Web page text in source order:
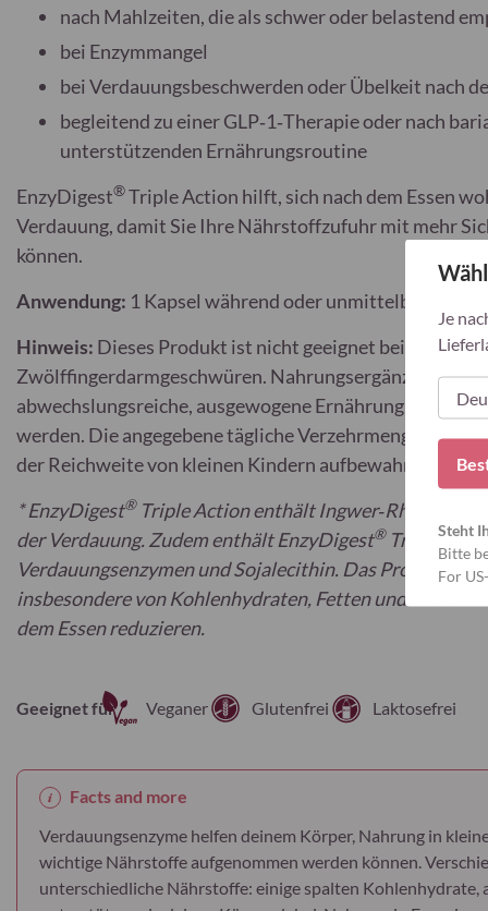
nach Mahlzeiten, die als schwer oder belastend
bei Enzymmangel
bei Verdauungsbeschwerden oder Übelkeit nach
begleitend zu einer GLP‑1‑Therapie oder nach
unterstützenden Ernährungsroutine
EnzyDigest®Triple Action hilft, sich nach dem Essen
Verdauung, damit Sie Ihre Nährstoffzufuhr mit mehr
können.
Anwendung: 1 Kapsel während oder unmittelbar nach
Hinweis: Dieses Produkt ist nicht geeignet bei Gastritis
Zwölffingerdarmgeschwüren.
abwechslungsreiche, ausgewogene Ernährung und eine
werden. Die angegebene tägliche Verzehrmenge darf
der Reichweite von kleinen Kindern aufbewahren.
* EnzyDigest®Triple Action enthält
der Verdauung. Zudem enthält EnzyDigest®Triple
Verdauungsenzymen und Sojalecithin. Das Produkt
insbesondere von Kohlenhydraten, Fetten und
dem Essen reduzieren.
Geeignet für Veganer Glutenfrei Laktosefrei
Facts and more
Verdauungsenzyme helfen deinem Körper, Nahrung in
wichtige Nährstoffe aufgenommen werden können.
unterschiedliche Nährstoffe: einige spalten Kohlenhydrate,
Je
Steht
Bitte
For